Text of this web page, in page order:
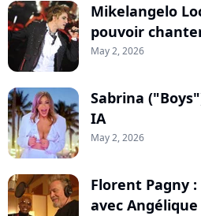
Mikelangelo
pouvoir
May 2, 2026
Sabrina
IA
May 2, 2026
Florent Pagny
avec